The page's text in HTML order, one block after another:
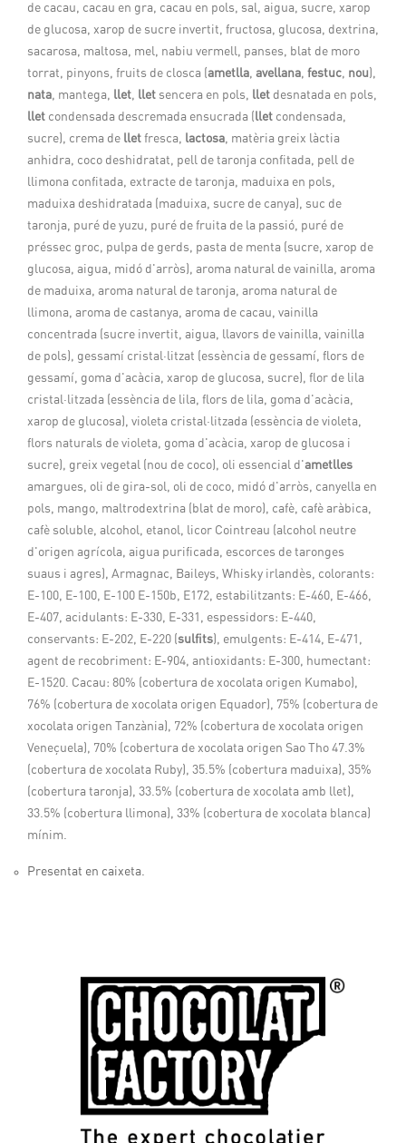
de cacau, cacau en gra, cacau en pols, sal, aigua, sucre, xarop
de glucosa, xarop de sucre invertit, fructosa, glucosa, dextrina,
sacarosa, maltosa, mel, nabiu vermell, panses, blat de moro
torrat, pinyons, fruits de closca (ametlla, avellana, festuc, nou),
nata, mantega, llet, llet sencera en pols, llet desnatada en pols,
llet condensada descremada ensucrada ( llet condensada,
sucre), crema de llet fresca, lactosa, matèria greix làctia
anhidra, coco deshidratat, pell de taronja confitada, pell de
llimona confitada, extracte de taronja, maduixa en pols,
maduixa deshidratada (maduixa, sucre de canya), suc de
taronja, puré de yuzu, puré de fruita de la passió, puré de
préssec groc, pulpa de gerds, pasta de menta (sucre, xarop de
glucosa, aigua, midó d'arròs), aroma natural de vainilla, aroma
de maduixa, aroma natural de taronja, aroma natural de
llimona, aroma de castanya, aroma de cacau, vainilla
concentrada (sucre invertit, aigua, llavors de vainilla, vainilla
de pols), gessamí cristal·litzat (essència de gessamí, flors de
gessamí, goma d'acàcia, xarop de glucosa, sucre), flor de lila
cristal·litzada (essència de lila, flors de lila, goma d'acàcia,
xarop de glucosa), violeta cristal·litzada (essència de violeta,
flors naturals de violeta, goma d'acàcia, xarop de glucosa i
sucre), greix vegetal (nou de coco), oli essencial d'ametlles
amargues, oli de gira-sol, oli de coco, midó d'arròs, canyella en
pols, mango, maltrodextrina (blat de moro), cafè, cafè aràbica,
cafè soluble, alcohol, etanol, licor Cointreau (alcohol neutre
d'origen agrícola, aigua purificada, escorces de taronges
suaus i agres), Armagnac, Baileys, Whisky irlandès, colorants:
E-100, E-100, E-100 E-150b, E172, estabilitzants: E-460, E-466,
E-407, acidulants: E-330, E-331, espessidors: E-440,
conservants: E-202, E-220 (sulfits), emulgents: E-414, E-471,
agent de recobriment: E-904, antioxidants: E-300, humectant:
E-1520. Cacau: 80% (cobertura de xocolata origen Kumabo),
76% (cobertura de xocolata origen Equador), 75% (cobertura de
xocolata origen Tanzània), 72% (cobertura de xocolata origen
Veneçuela), 70% (cobertura de xocolata origen Sao Tho 47.3%
(cobertura de xocolata Ruby), 35.5% (cobertura maduixa), 35%
(cobertura taronja), 33.5% (cobertura de xocolata amb llet),
33.5% (cobertura llimona), 33% (cobertura de xocolata blanca)
mínim.
Presentat en caixeta.